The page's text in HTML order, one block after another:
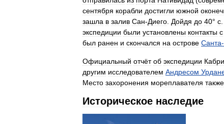
сентября корабли достигли южной
зашла в залив Сан-Диего. Дойдя до 40° с.
экспедиции были установлены контакты с
был ранен и скончался на острове Санта-
Официальный отчёт об экспедиции
другим исследователем Андресом
Место захоронения мореплавателя также
Историческое наследие